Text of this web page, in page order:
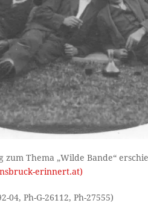
Thema „Wilde Bande“
erinnert.at)
04, Ph-G-26112, Ph-27555)